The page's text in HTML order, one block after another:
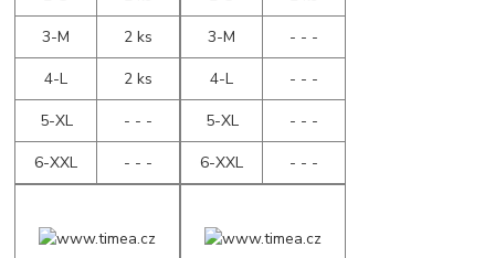
3-M
2 ks
4-L
2 ks
5-XL
- - -
6-XXL
- - -
3-M
- - -
4-L
- - -
5-XL
- - -
6-XXL
- - -